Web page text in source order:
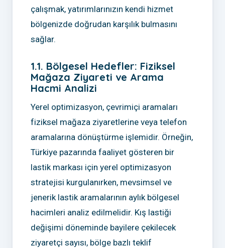
çalışmak, yatırımlarınızın kendi hizmet
bölgenizde doğrudan karşılık bulmasını
sağlar.
1.1. Bölgesel Hedefler: Fiziksel
Mağaza Ziyareti ve Arama
Hacmi Analizi
Yerel optimizasyon, çevrimiçi aramaları
fiziksel mağaza ziyaretlerine veya telefon
aramalarına dönüştürme işlemidir. Örneğin,
Türkiye pazarında faaliyet gösteren bir
lastik markası için yerel optimizasyon
stratejisi kurgulanırken, mevsimsel ve
jenerik lastik aramalarının aylık bölgesel
hacimleri analiz edilmelidir. Kış lastiği
değişimi döneminde bayilere çekilecek
ziyaretçi sayısı, bölge bazlı teklif